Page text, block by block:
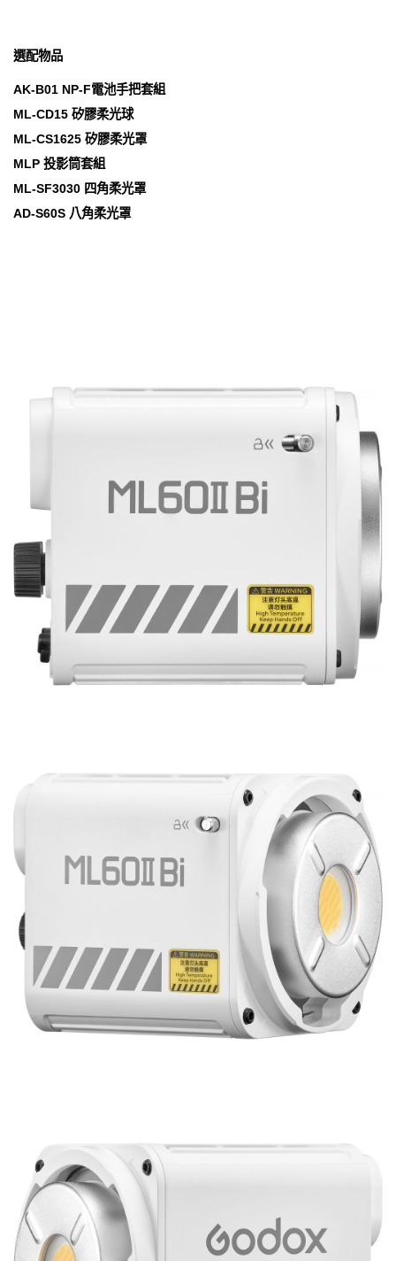
選配物品
AK-B01 NP-F電池手把套組
ML-CD15 矽膠柔光球
ML-CS1625 矽膠柔光罩
MLP 投影筒套組
ML-SF3030 四角柔光罩
AD-S60S 八角柔光罩